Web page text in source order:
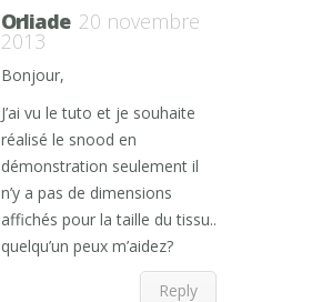
Orliade 20 novembre
2013
Bonjour,
J’ai vu le tuto et je souhaite
réalisé le snood en
démonstration seulement il
n’y a pas de dimensions
affichés pour la taille du tissu..
quelqu’un peux m’aidez?
Reply